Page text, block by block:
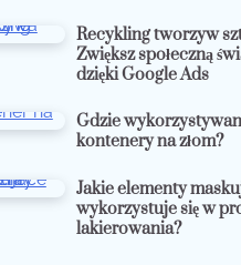
Recykling tworzyw
Zwiększ społeczną
dzięki Google Ads
Gdzie
kontenery na złom?
Jakie elementy
wykorzystuje się w
lakierowania?